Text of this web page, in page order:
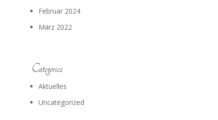
Februar 2024
März 2022
Categories
Aktuelles
Uncategorized